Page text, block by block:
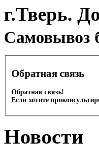
г.Тверь.
Cамовывоз
Обратная связь
Обратная связь!
Если хотите
Новости